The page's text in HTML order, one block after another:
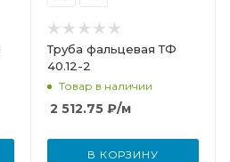
Труба фальцевая ТФ
40.12-2
Товар в наличии
2 512.75₽/м
В КОРЗИНУ